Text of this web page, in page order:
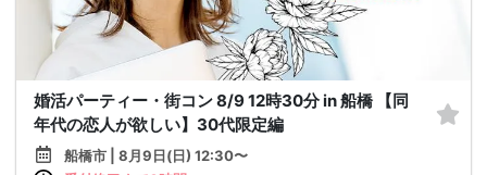
婚活パーティー・街コン 8/9 12時30分 in 船橋 【同
年代の恋人が欲しい】30代限定編
船橋市 | 8月9日(日) 12:30〜